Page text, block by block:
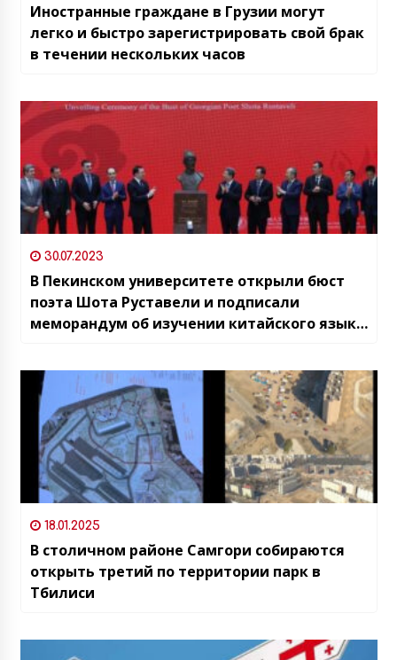
Иностранные граждане в Грузии могут
легко и быстро зарегистрировать свой брак
в течении нескольких часов
30.07.2023
В Пекинском университете открыли бюст
поэта Шота Руставели и подписали
меморандум об изучении китайского языка
18.01.2025
В столичном районе Самгори собираются
открыть третий по территории парк в
Тбилиси